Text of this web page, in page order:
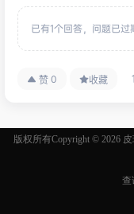
已有1个回答， 问题已过
赞 0 收藏
我很好奇有没有妹子玩
版权所有Copyright © 2026
查